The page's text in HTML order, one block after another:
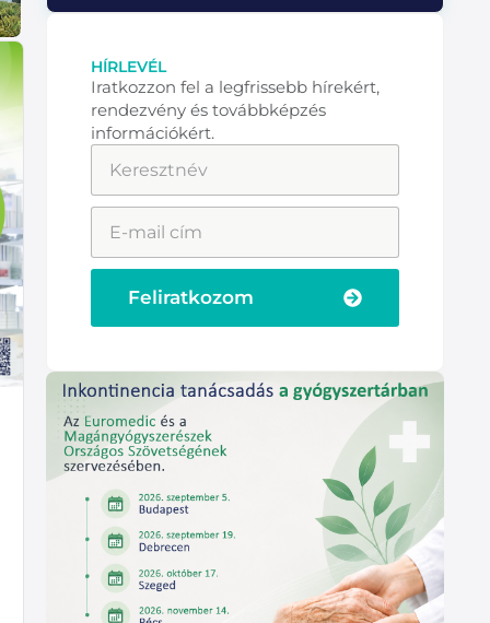
HÍRLEVÉL
Iratkozzon fel a legfrissebb hírekért,
rendezvény és továbbképzés
információkért.
Feliratkozom